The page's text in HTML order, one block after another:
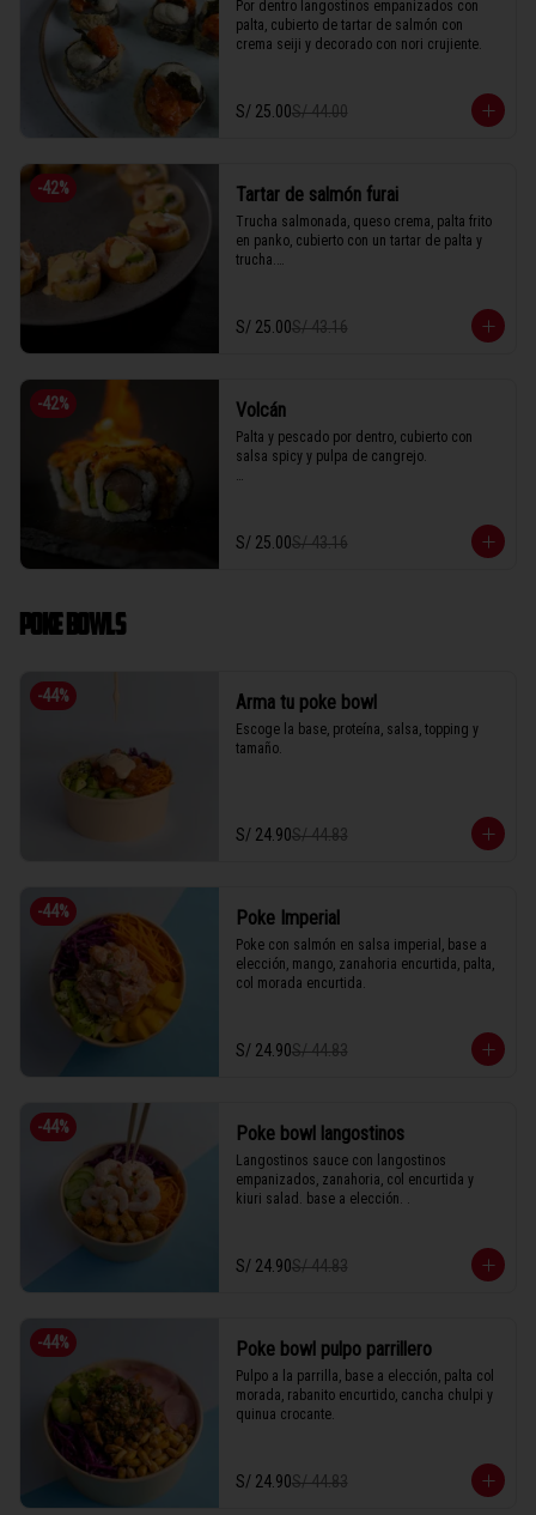
Por dentro langostinos empanizados con
palta, cubierto de tartar de salmón con
crema seiji y decorado con nori crujiente.
S/ 25.00S/ 44.00
-42% Tartar de salmón furai
Trucha salmonada, queso crema, palta frito
en panko, cubierto con un tartar de palta y
trucha.
1 Tabla (10 unidades)
S/ 25.00S/ 43.16
-42% Volcán
Palta y pescado por dentro, cubierto con
salsa spicy y pulpa de cangrejo.
1 Tabla (10 unidades)
S/ 25.00S/ 43.16
POKE BOWLS
-44% Arma tu poke bowl
Escoge la base, proteína, salsa, topping y
tamaño.
S/ 24.90S/ 44.83
-44% Poke Imperial
Poke con salmón en salsa imperial, base a
elección, mango, zanahoria encurtida, palta,
col morada encurtida.
S/ 24.90S/ 44.83
-44% Poke bowl langostinos
Langostinos sauce con langostinos
empanizados, zanahoria, col encurtida y
kiuri salad. base a elección. .
S/ 24.90S/ 44.83
-44% Poke bowl pulpo parrillero
Pulpo a la parrilla, base a elección, palta col
morada, rabanito encurtido, cancha chulpi y
quinua crocante.
S/ 24.90S/ 44.83